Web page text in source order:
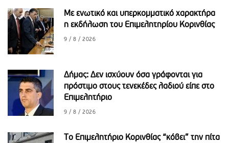
Με ενωτικό και υπερκομματικό χαρακτήρα
η εκδήλωση του Επιμελητηρίου Κορινθίας
9 / 8 / 2026
Δήμας: Δεν ισχύουν όσα γράφονται για
πρόστιμο στους τενεκέδες λαδιού είπε στο
Επιμελητήριο
9 / 8 / 2026
Το Επιμελητήριο Κορινθίας “κόβει” την πίτα